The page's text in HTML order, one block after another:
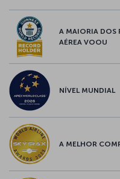
A MAIORIA DOS
AÉREA VOOU
NÍVEL MUNDIAL
A MELHOR